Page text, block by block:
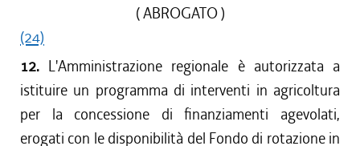
( ABROGATO )
(24)
12. L'Amministrazione regionale è autorizzata a
istituire un programma di interventi in agricoltura
per la concessione di finanziamenti agevolati,
erogati con le disponibilità del Fondo di rotazione in